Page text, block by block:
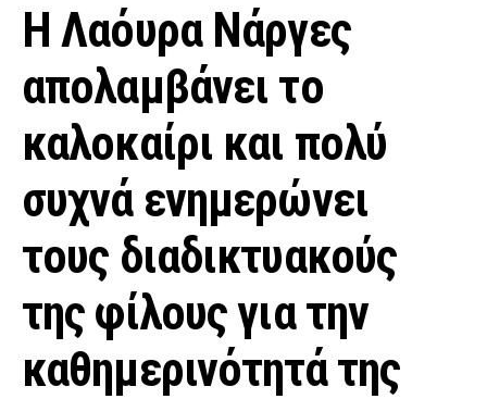
H Λαόυρα Νάργες
απολαμβάνει το
καλοκαίρι και πολύ
συχνά ενημερώνει
τους διαδικτυακούς
της φίλους για την
καθημερινότητά της